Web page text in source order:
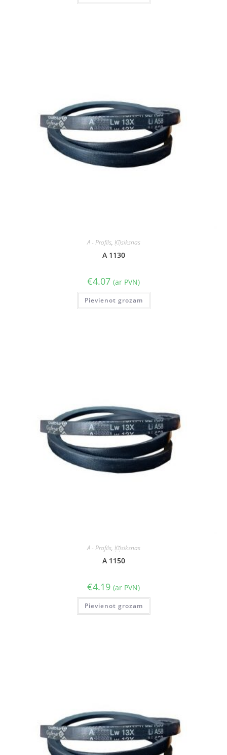
A - Profils, Ķīļsiksnas
A 1130
€4.07 (ar PVN)
Pievienot grozam
A - Profils, Ķīļsiksnas
A 1150
€4.19 (ar PVN)
Pievienot grozam